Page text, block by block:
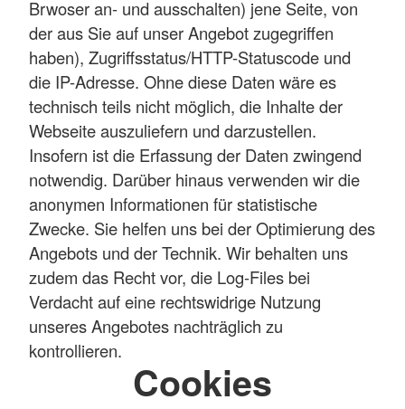
Brwoser an- und ausschalten) jene Seite, von
der aus Sie auf unser Angebot zugegriffen
haben), Zugriffsstatus/HTTP-Statuscode und
die IP-Adresse. Ohne diese Daten wäre es
technisch teils nicht möglich, die Inhalte der
Webseite auszuliefern und darzustellen.
Insofern ist die Erfassung der Daten zwingend
notwendig. Darüber hinaus verwenden wir die
anonymen Informationen für statistische
Zwecke. Sie helfen uns bei der Optimierung des
Angebots und der Technik. Wir behalten uns
zudem das Recht vor, die Log-Files bei
Verdacht auf eine rechtswidrige Nutzung
unseres Angebotes nachträglich zu
kontrollieren.
Cookies